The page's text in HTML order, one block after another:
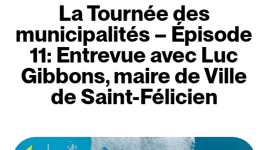
La Tournée des
municipalités – Épisode
11: Entrevue avec Luc
Gibbons, maire de Ville
de Saint-Félicien